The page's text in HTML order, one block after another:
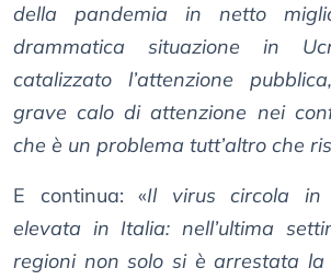
della pandemia in netto
drammatica situazione in
catalizzato l’attenzione
grave calo di attenzione nei
che è un problema tutt’altro che
E continua: «Il virus circola in
elevata in Italia: nell’ultima
regioni non solo si è arrestata la